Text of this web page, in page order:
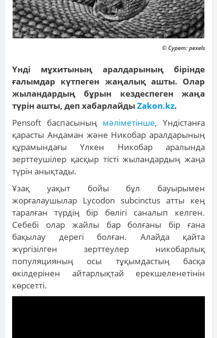
© Сурет: pexels
Үнді мұхитының аралдарының бірінде
ғалымдар күтпеген жаңалық ашты. Олар
жыландардың бұрын кездеспеген жаңа
түрін ашты, деп хабарлайдыZakon.kz.
Pensoft баспасының мәліметінше, Үндістанға
қарасты Андаман және Никобар аралдарының
құрамындағы Үлкен Никобар аралында
зерттеушілер қасқыр тісті жыландардың жаңа
түрін анықтады.
Ұзақ уақыт бойы бұл бауырымен
жорғалаушылар Lycodon subcinctus атты кең
таралған түрдің бір бөлігі саналып келген.
Себебі олар жайлы бар болғаны бір ғана
бақылау дерегі болған. Алайда қайта
жүргізілген зерттеулер никобарлық
популяцияның осы тұқымдастың басқа
өкілдерінен айтарлықтай ерекшеленетінін
көрсетті.